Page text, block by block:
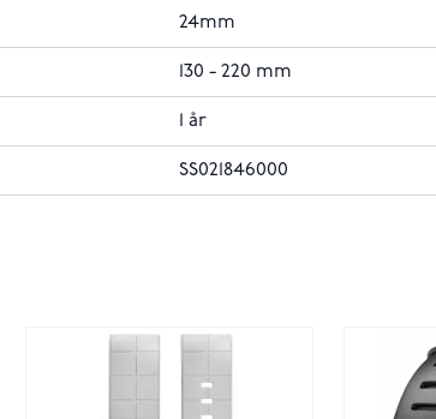
24mm
130 - 220 mm
1 år
SS021846000